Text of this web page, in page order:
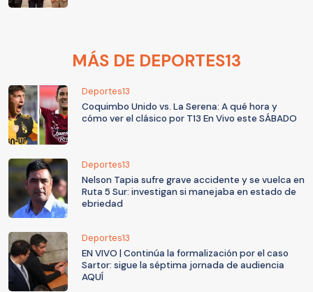
MÁS DE DEPORTES13
Deportes13
Coquimbo Unido vs. La Serena: A qué hora y
cómo ver el clásico por T13 En Vivo este SÁBADO
Deportes13
Nelson Tapia sufre grave accidente y se vuelca en
Ruta 5 Sur: investigan si manejaba en estado de
ebriedad
Deportes13
EN VIVO | Continúa la formalización por el caso
Sartor: sigue la séptima jornada de audiencia
AQUÍ